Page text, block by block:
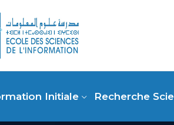
Initiale Recherche